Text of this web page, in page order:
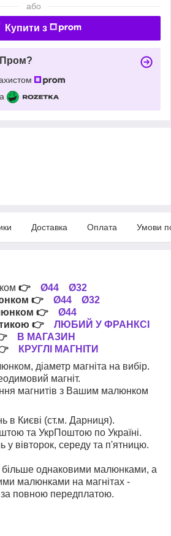
або
Купити з
Пром?
Доставка Оплата Умови
👉 Ø44
Ø32
👉 Ø44
Ø32
👉 Ø44
👉 ЛЮБИЙ У ФРАНКСІ
В МАГАЗИН
КРУГЛІ МАГНІТИ
діаметр магніта на вибір.
магніт.
магнитів з Вашим малюнком
в Києві (ст.м. Дарниця).
та УкрПоштою по Україні.
у вівторок, середу та п'ятницю.
однаковими малюнками, а
малюнками на магнітах -
повною передплатою.